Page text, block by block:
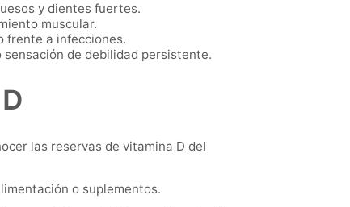
y dientes fuertes.
muscular.
frente a infecciones.
de debilidad persistente.
las reservas de vitamina D del
o suplementos.